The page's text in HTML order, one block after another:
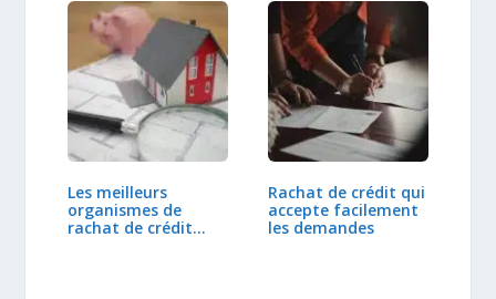
Les meilleurs
organismes de
rachat de crédit…
Rachat de crédit qui
accepte facilement
les demandes